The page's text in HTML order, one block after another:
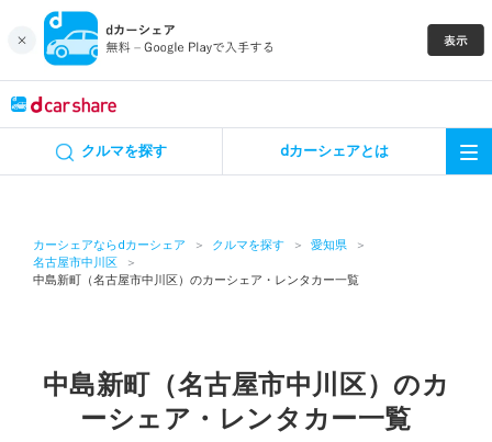
クルマを探す dカーシェアとは
カーシェアならdカーシェア クルマを探す
愛知県
名古屋市中川区
中島新町（名古屋市中川区）のカーシェア・レンタカー一覧
中島新町（名古屋市中川区）のカ
ーシェア・レンタカー一覧
カーシェア
よくあるご質問・お問い合わせ
特集